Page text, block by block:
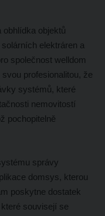
obhlídka objektů
elektráren a
společnost welldom
profesionalitou, že
systémů, které
nemovitostí
pochopitelně
správy
domsys, kterou
poskytne dostatek
souvisejí se